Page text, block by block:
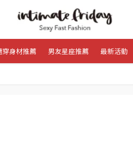
穿身材推薦 男友星座推薦 最新活動